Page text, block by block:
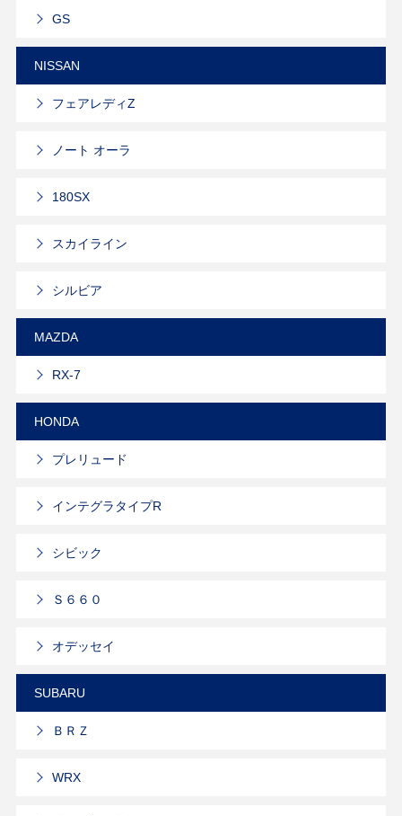
GS
NISSAN
フェアレディZ
ノート オーラ
180SX
スカイライン
シルビア
MAZDA
RX-7
HONDA
プレリュード
インテグラタイプR
シビック
Ｓ６６０
オデッセイ
SUBARU
ＢＲＺ
WRX